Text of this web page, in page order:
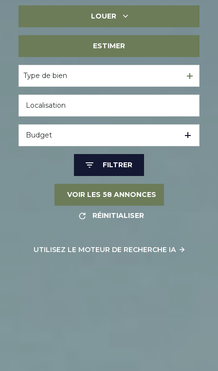
Immobilier ancien
Immobilier professionnel
LOUER
Immobilier professionnel
ESTIMER
Type de bien
Budget
FILTRER
VOIR LES 58ANNONCES
RÉINITIALISER
UTILISEZ LE MOTEUR DE RECHERCHE IA